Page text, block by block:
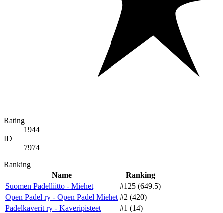
Rating
1944
ID
7974
Ranking
Name
Ranking
Suomen Padelliitto - Miehet
#125 (649.5)
Open Padel ry - Open Padel Miehet #2 (420)
Padelkaverit ry - Kaveripisteet
#1 (14)